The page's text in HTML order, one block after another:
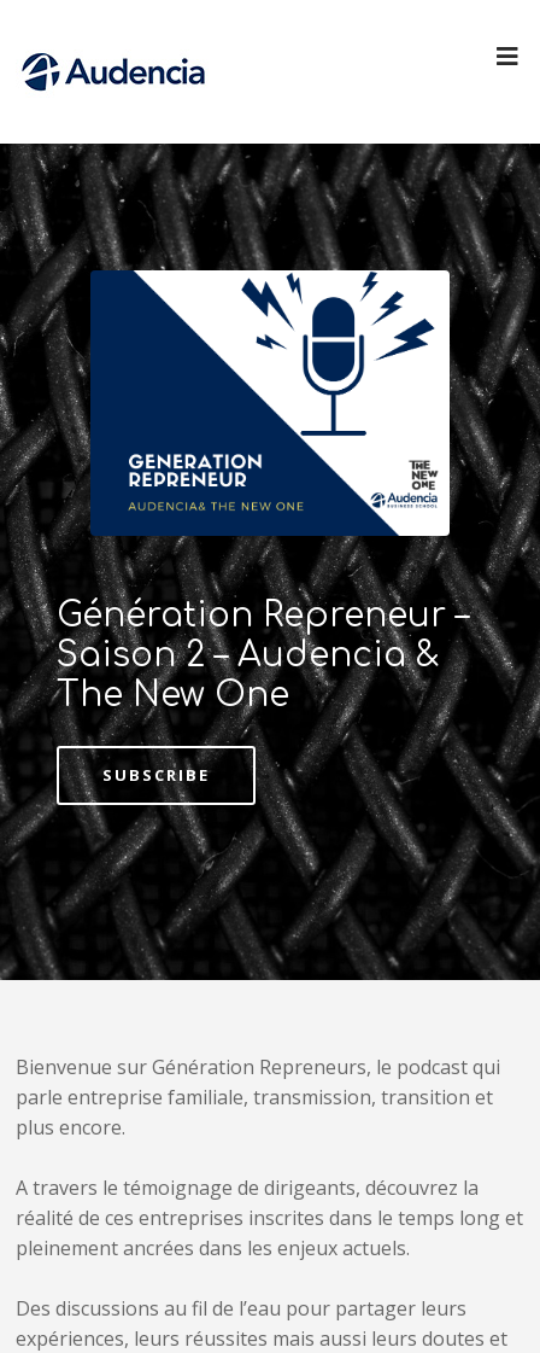
Génération Repreneur –
Saison 2 – Audencia &
The New One
SUBSCRIBE
Bienvenue sur Génération Repreneurs, le podcast qui
parle entreprise familiale, transmission, transition et
plus encore.
A travers le témoignage de dirigeants, découvrez la
réalité de ces entreprises inscrites dans le temps long et
pleinement ancrées dans les enjeux actuels.
Des discussions au fil de l’eau pour partager leurs
expériences, leurs réussites mais aussi leurs doutes et